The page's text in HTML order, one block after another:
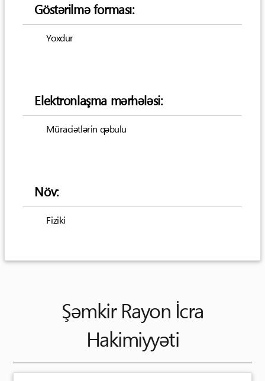
Göstərilmə forması:
Yoxdur
Elektronlaşma mərhələsi:
Müraciətlərin qəbulu
Növ:
Fiziki
Şəmkir Rayon İcra
Hakimiyyəti